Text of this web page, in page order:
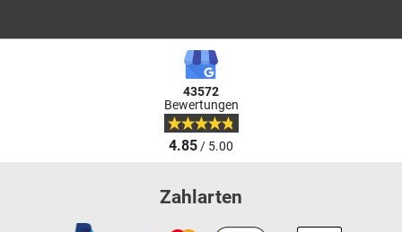
43572
Bewertungen
4.85/ 5.00
Zahlarten